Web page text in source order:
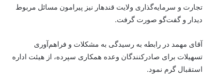
تجارت و سرمایه‌گذاری ولايت قندهار نیز پیرامون مسائل مربوط
دیدار و گفت‌گو صورت گرفت‌.
آقای مهمد در رابطه به رسیدگی به مشکلات و فراهم‌آوری
تسهیلات برای صادرکنندگان وعده همکاری سپرده، از هیئت اداره
استقبال گرم نمود.